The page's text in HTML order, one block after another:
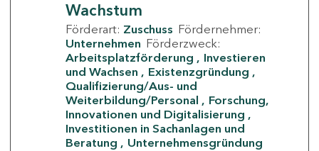
Wachstum
Förderart: Zuschuss Fördernehmer:
Unternehmen Förderzweck:
Arbeitsplatzförderung
Investieren
und Wachsen
Existenzgründung
Qualifizierung/Aus- und
Weiterbildung/Personal
Forschung,
Innovationen und Digitalisierung
Investitionen in Sachanlagen und
Beratung
Unternehmensgründung